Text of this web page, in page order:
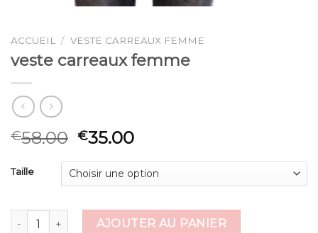
ACCUEIL / VESTE CARREAUX FEMME
veste carreaux femme
€58.00 €35.00
Taille
quantité de veste carreaux femme
AJOUTER AU PANIER